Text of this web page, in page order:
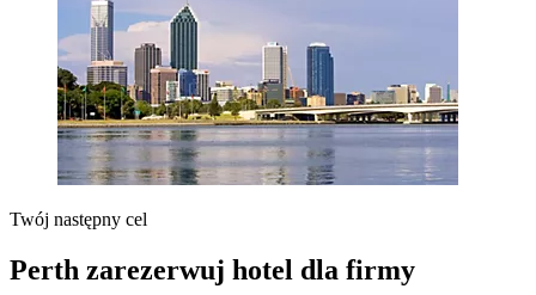
Twój następny cel
Perth zarezerwuj hotel dla firmy